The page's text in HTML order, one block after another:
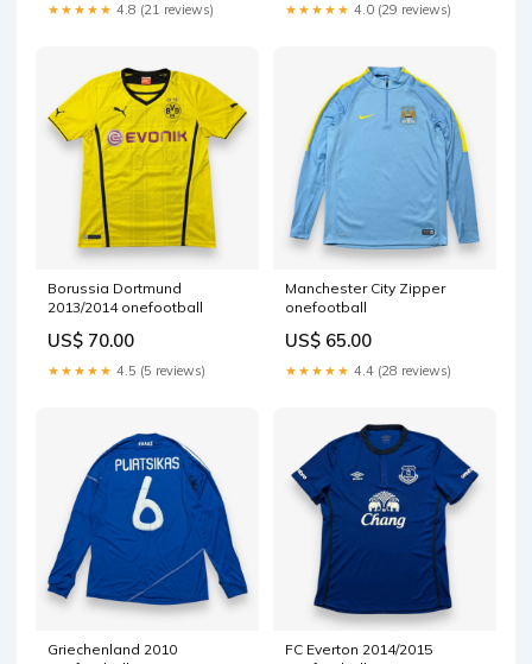
★★★★★ 4.8 (21 reviews) ★★★★★ 4.0 (29 reviews)
Borussia Dortmund
2013/2014 onefootball
US$ 70.00
★★★★★ 4.5 (5 reviews)
Manchester City Zipper
onefootball
US$ 65.00
★★★★★ 4.4 (28 reviews)
Griechenland 2010
FC Everton 2014/2015